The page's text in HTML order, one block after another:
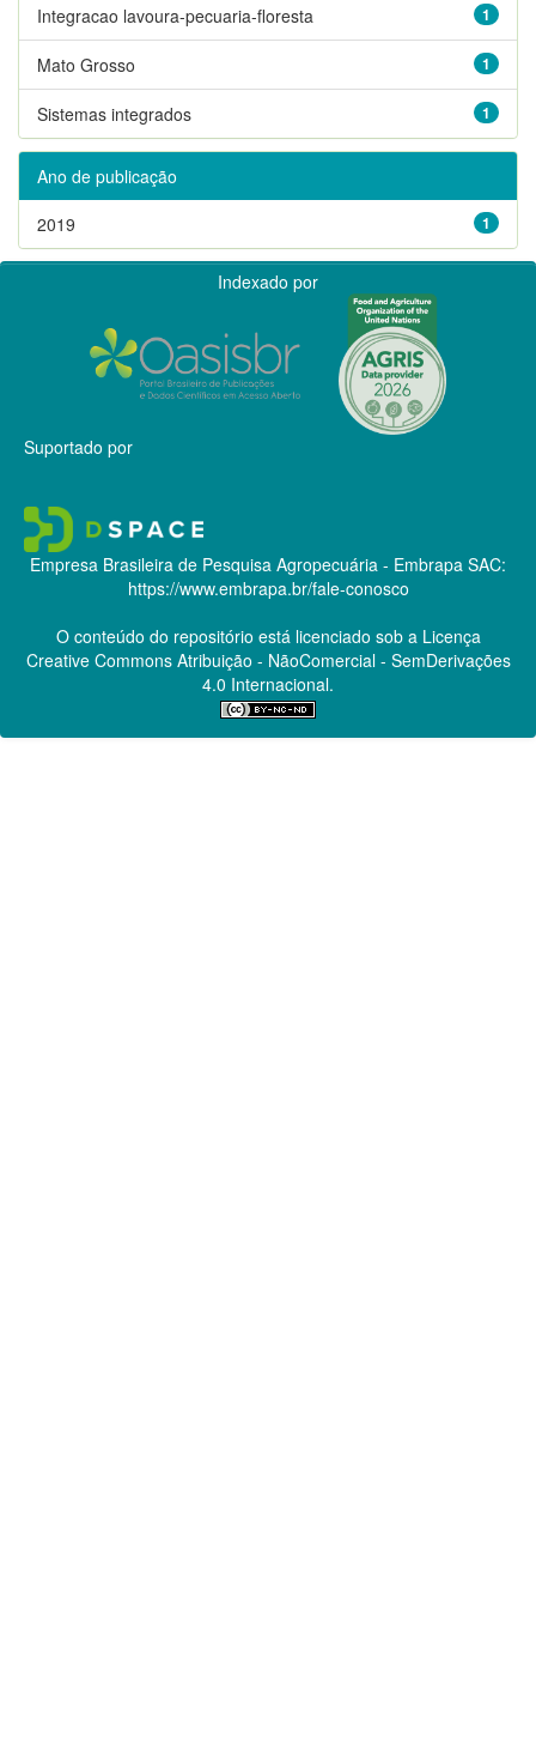
1
Integracao lavoura-pecuaria-floresta
1
Mato Grosso
1
Sistemas integrados
Ano de publicação
1
2019
Indexado por
Suportado por
Empresa Brasileira de Pesquisa Agropecuária - Embrapa SAC:
https://www.embrapa.br/fale-conosco
O conteúdo do repositório está licenciado sob a Licença
Creative CommonsAtribuição - NãoComercial - SemDerivações
4.0 Internacional.